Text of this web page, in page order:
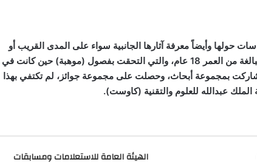
حولها وأيضاً معرفة آثارها الجانبية سواء على المدى القريب أو
حتى البعيد.. هذا البُعد كان من أهم اهتمامات تالة باجنيد, البالغة من العمر 18 عام، والتي التحقت بفصول (موهبة) حين كانت في
بمجموعة أبحاث، وحصلت على مجموعة جوائز، لم تكتفي بهذا
عبدالله للعلوم والتقنية (كاوست).
الهيئة العامة للاستعلامات ومسابقات